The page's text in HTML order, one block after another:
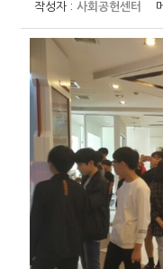
작성자 : 사회공헌센터